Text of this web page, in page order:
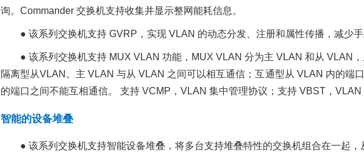
询。Commander 交换机支持收集并显示整网能耗信息。
● 该系列交换机支持 GVRP，实现 VLAN 的动态分发、注册和属性传播，减少手
● 该系列交换机支持 MUX VLAN 功能，MUX VLAN 分为主 VLAN 和从 VLAN
隔离型从VLAN。主 VLAN 与从 VLAN 之间可以相互通信；互通型从 VLAN 内的端
的端口之间不能互相通信。 支持 VCMP，VLAN 集中管理协议；支持 VBST，VLAN
智能的设备堆叠
● 该系列交换机支持智能设备堆叠，将多台支持堆叠特性的交换机组合在一起，